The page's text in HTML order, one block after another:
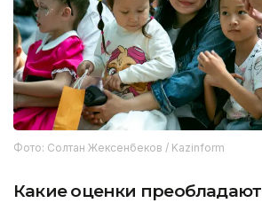
Фото: Солтан Жексенбеков / Kazinform
Какие оценки преобладают